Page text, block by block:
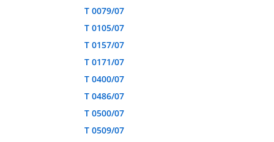
T 0079/07
T 0105/07
T 0157/07
T 0171/07
T 0400/07
T 0486/07
T 0500/07
T 0509/07